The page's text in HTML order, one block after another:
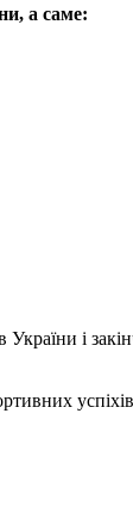
а саме:
і